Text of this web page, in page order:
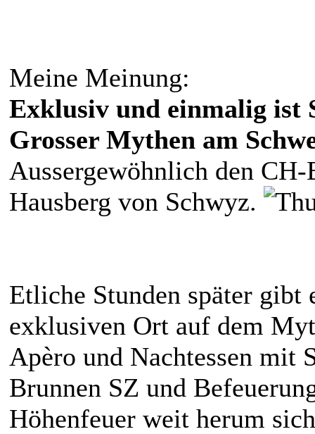
Meine Meinung:
Exklusiv und einmalig ist
Grosser Mythen am
Aussergewöhnlich den
Hausberg von Schwyz.
Etliche Stunden später gibt
exklusiven Ort auf dem
Apèro und Nachtessen mit
Brunnen SZ und
Höhenfeuer weit herum